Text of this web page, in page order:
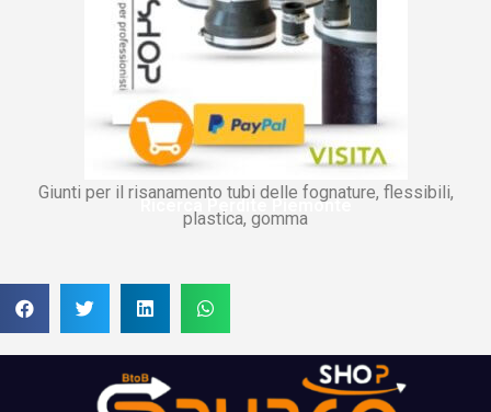
Giunti per il risanamento tubi delle fognature, flessibili,
plastica, gomma
Ricerca Perdite Piemonte